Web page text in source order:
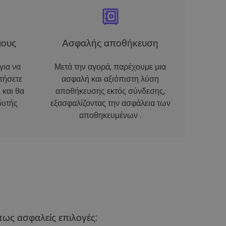
να
θα
Ασφαλής αποθήκευση
Μετά την αγορά, παρέχουμε μια
ασφαλή και αξιόπιστη λύση
αποθήκευσης εκτός σύνδεσης,
εξασφαλίζοντας την ασφάλεια των
αποθηκευμένων .
ασφαλείς επιλογές: